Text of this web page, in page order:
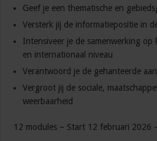
Geef je een thematische en
Versterk jij de informatiepositie in
Intensiveer je de samenwerking op
en internationaal niveau
Verantwoord je de gehanteerde
Vergroot jij de sociale,
weerbaarheid
12 modules – Start 12 februari 2026